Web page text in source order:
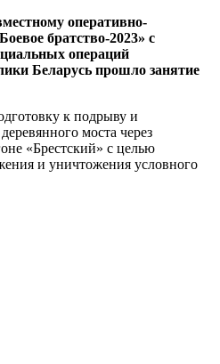
оперативно-
братство-2023» с
операций
Беларусь прошло занятие
к подрыву и
моста через
«Брестский» с целью
и уничтожения условного